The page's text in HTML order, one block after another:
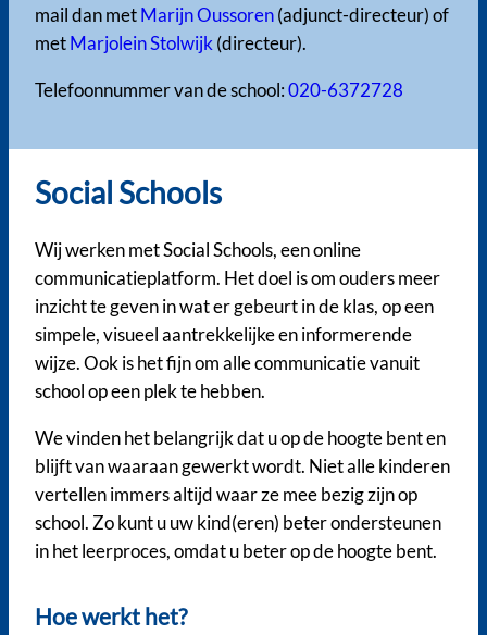
mail dan metMarijn Oussoren(adjunct-directeur) of
metMarjolein Stolwijk(directeur).
Telefoonnummer van de school:020-6372728
Social Schools
Wij werken met Social Schools, een online
communicatieplatform. Het doel is om ouders meer
inzicht te geven in wat er gebeurt in de klas, op een
simpele, visueel aantrekkelijke en informerende
wijze. Ook is het fijn om alle communicatie vanuit
school op een plek te hebben.
We vinden het belangrijk dat u op de hoogte bent en
blijft van waaraan gewerkt wordt. Niet alle kinderen
vertellen immers altijd waar ze mee bezig zijn op
school. Zo kunt u uw kind(eren) beter ondersteunen
in het leerproces, omdat u beter op de hoogte bent.
Hoe werkt het?